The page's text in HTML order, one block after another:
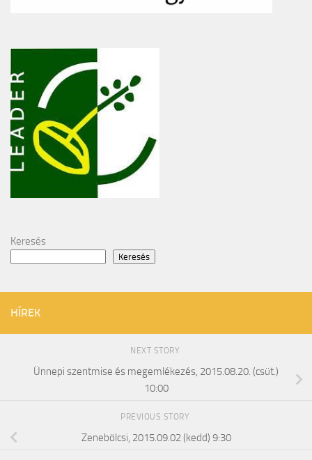
Keresés
Keresés
HÍREK
NEXT STORY
Ünnepi szentmise és megemlékezés, 2015.08.20. (csüt.)
10:00
PREVIOUS STORY
Zenebölcsi, 2015.09.02 (kedd) 9:30